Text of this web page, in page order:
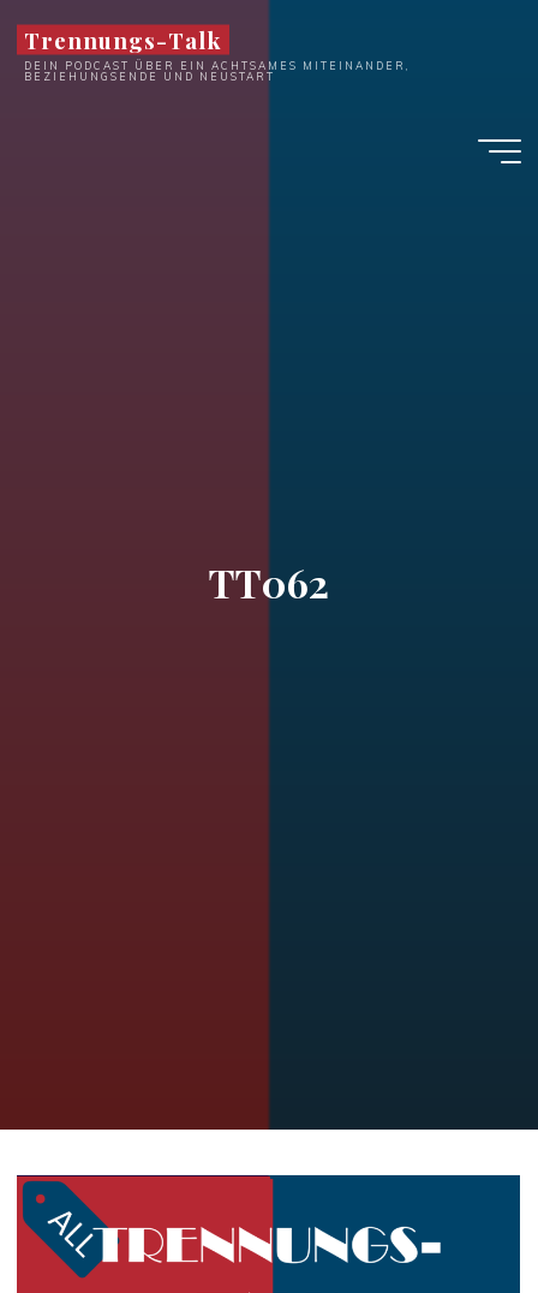
Inhalt
springen
Trennungs-Talk
DEIN PODCAST ÜBER EIN ACHTSAMES MITEINANDER,
BEZIEHUNGSENDE UND NEUSTART
TT062